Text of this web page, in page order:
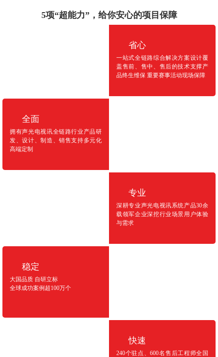
5项“超能力”，给你安心的项目保障
省心
一站式全链路综合解决方案设计覆
盖售前、售中、售后的技术支撑产
品终生维保 重要赛事活动现场保障
全面
拥有声光电视讯全链路行业产品研
发、设计、制造、销售支持多元化
高端定制
专业
深耕专业声光电视讯系统产品30余
载领军企业深挖行业场景用户体验
与需求
稳定
大国品质 自研立标
全球成功案例超100万个
快速
240个驻点、600名售后工程师全国